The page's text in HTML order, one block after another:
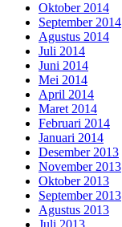
Oktober 2014
September 2014
Agustus 2014
Juli 2014
Juni 2014
Mei 2014
April 2014
Maret 2014
Februari 2014
Januari 2014
Desember 2013
November 2013
Oktober 2013
September 2013
Agustus 2013
Juli 2013